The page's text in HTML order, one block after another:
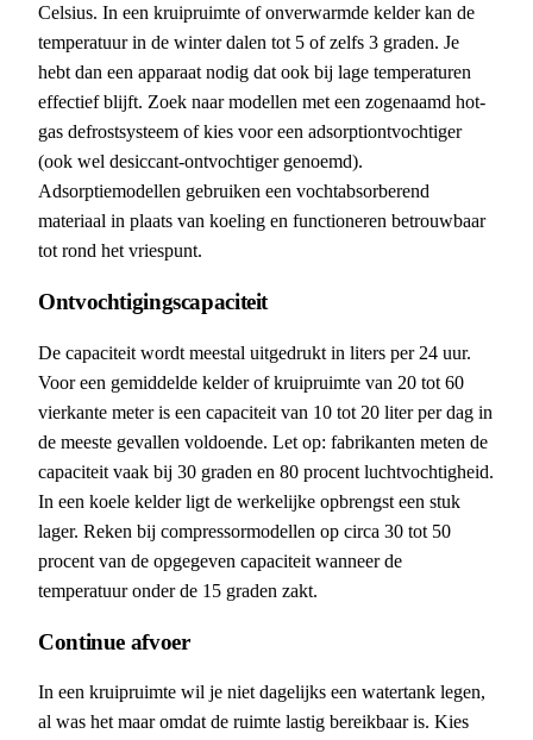
Celsius. In een kruipruimte of onverwarmde kelder kan de
temperatuur in de winter dalen tot 5 of zelfs 3 graden. Je
hebt dan een apparaat nodig dat ook bij lage temperaturen
effectief blijft. Zoek naar modellen met een zogenaamd hot-
gas defrostsysteem of kies voor een adsorptiontvochtiger
(ook wel desiccant-ontvochtiger genoemd).
Adsorptiemodellen gebruiken een vochtabsorberend
materiaal in plaats van koeling en functioneren betrouwbaar
tot rond het vriespunt.
Ontvochtigingscapaciteit
De capaciteit wordt meestal uitgedrukt in liters per 24 uur.
Voor een gemiddelde kelder of kruipruimte van 20 tot 60
vierkante meter is een capaciteit van 10 tot 20 liter per dag in
de meeste gevallen voldoende. Let op: fabrikanten meten de
capaciteit vaak bij 30 graden en 80 procent luchtvochtigheid.
In een koele kelder ligt de werkelijke opbrengst een stuk
lager. Reken bij compressormodellen op circa 30 tot 50
procent van de opgegeven capaciteit wanneer de
temperatuur onder de 15 graden zakt.
Continue afvoer
In een kruipruimte wil je niet dagelijks een watertank legen,
al was het maar omdat de ruimte lastig bereikbaar is. Kies